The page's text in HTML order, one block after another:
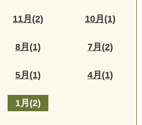
11月(2) 10月(1)
8月(1) 7月(2)
5月(1) 4月(1)
1月(2)